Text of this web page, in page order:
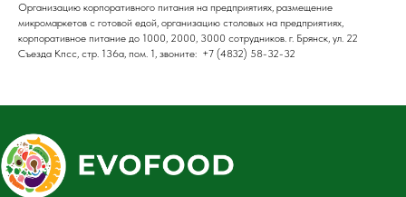
Организацию корпоративного питания на предприятиях, размещение
микромаркетов с готовой едой, организацию столовых на предприятиях,
корпоративное питание до 1000, 2000, 3000 сотрудников. г. Брянск, ул. 22
Съезда Кпсс, стр. 136а, пом. 1, звоните: +7 (4832) 58-32-32